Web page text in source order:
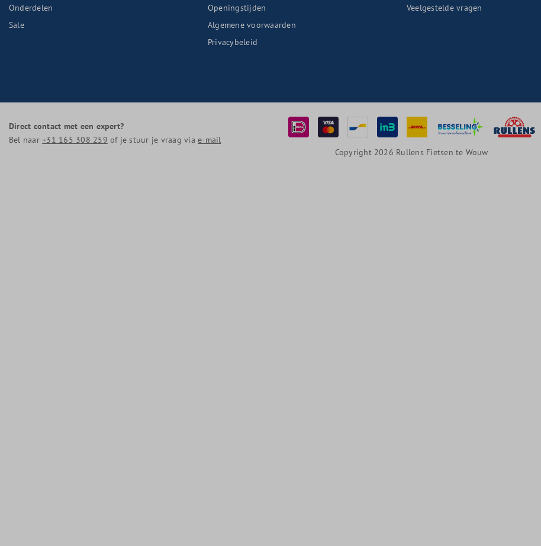
Onderdelen
Sale
Openingstijden
Algemene voorwaarden
Privacybeleid
Veelgestelde vragen
Direct contact met een expert?
Bel naar+31 165 308 259 of je stuur je vraag viae-mail
Copyright 2026 Rullens Fietsen te Wouw